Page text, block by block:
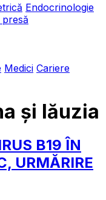
Endocrinologie
Medici Cariere
şi lăuzia
B19 ÎN
URMĂRIRE